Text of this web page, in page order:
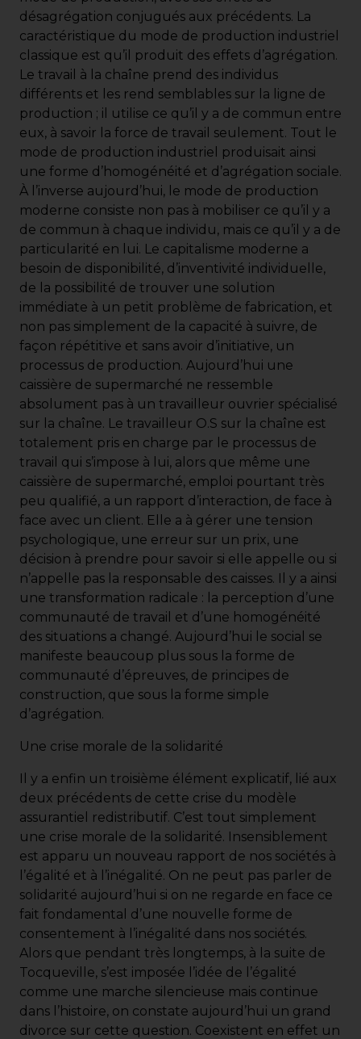
désagrégation conjugués aux précédents. La
caractéristique du mode de production industriel
classique est qu’il produit des effets d’agrégation.
Le travail à la chaîne prend des individus
différents et les rend semblables sur la ligne de
production ; il utilise ce qu’il y a de commun entre
eux, à savoir la force de travail seulement. Tout le
mode de production industriel produisait ainsi
une forme d’homogénéité et d’agrégation sociale.
À l’inverse aujourd’hui, le mode de production
moderne consiste non pas à mobiliser ce qu’il y a
de commun à chaque individu, mais ce qu’il y a de
particularité en lui. Le capitalisme moderne a
besoin de disponibilité, d’inventivité individuelle,
de la possibilité de trouver une solution
immédiate à un petit problème de fabrication, et
non pas simplement de la capacité à suivre, de
façon répétitive et sans avoir d’initiative, un
processus de production. Aujourd’hui une
caissière de supermarché ne ressemble
absolument pas à un travailleur ouvrier spécialisé
sur la chaîne. Le travailleur O.S sur la chaîne est
totalement pris en charge par le processus de
travail qui s’impose à lui, alors que même une
caissière de supermarché, emploi pourtant très
peu qualifié, a un rapport d’interaction, de face à
face avec un client. Elle a à gérer une tension
psychologique, une erreur sur un prix, une
décision à prendre pour savoir si elle appelle ou si
n’appelle pas la responsable des caisses. Il y a ainsi
une transformation radicale : la perception d’une
communauté de travail et d’une homogénéité
des situations a changé. Aujourd’hui le social se
manifeste beaucoup plus sous la forme de
communauté d’épreuves, de principes de
construction, que sous la forme simple
d’agrégation.
Une crise morale de la solidarité
Il y a enfin un troisième élément explicatif, lié aux
deux précédents de cette crise du modèle
assurantiel redistributif. C’est tout simplement
une crise morale de la solidarité. Insensiblement
est apparu un nouveau rapport de nos sociétés à
l’égalité et à l’inégalité. On ne peut pas parler de
solidarité aujourd’hui si on ne regarde en face ce
fait fondamental d’une nouvelle forme de
consentement à l’inégalité dans nos sociétés.
Alors que pendant très longtemps, à la suite de
Tocqueville, s’est imposée l’idée de l’égalité
comme une marche silencieuse mais continue
dans l’histoire, on constate aujourd’hui un grand
divorce sur cette question. Coexistent en effet un